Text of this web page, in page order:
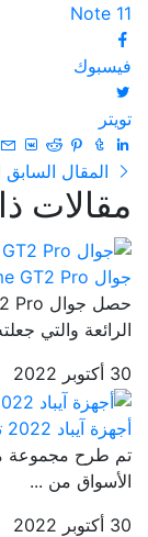
Note 11
فيسبوك
تويتر
المقال السابق
مقالات
جوال Realme GT2 Pro يحصل على تحديث Android 13
الرائعة والتي
30 أكتوبر 2022
أجهزة آيباد 2022 تفشل في إثارة الإعجاب
الأسواق من ...
30 أكتوبر 2022